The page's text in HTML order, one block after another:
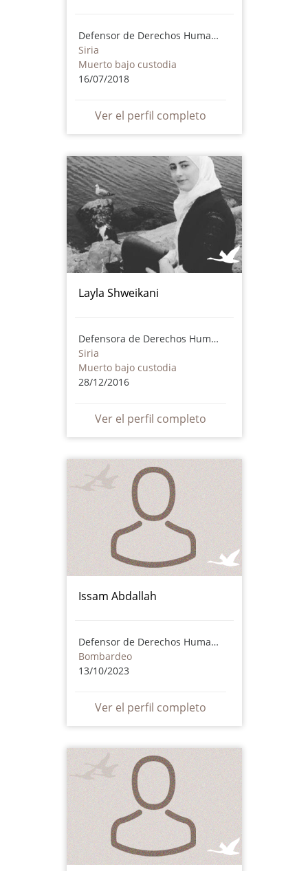
Defensor de Derechos Humanos
Siria
Muerto bajo custodia
16/07/2018
Ver el perfil completo
Layla Shweikani
Defensora de Derechos Humanos
Siria
Muerto bajo custodia
28/12/2016
Ver el perfil completo
Issam Abdallah
Defensor de Derechos Humanos
Bombardeo
13/10/2023
Ver el perfil completo